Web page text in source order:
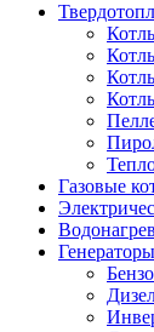
Газовые